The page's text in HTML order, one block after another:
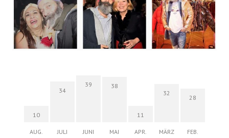
10
AUG.
34
JULI
39
JUNI
38
MAI
11
APR.
32
MÄRZ
28
FEB.